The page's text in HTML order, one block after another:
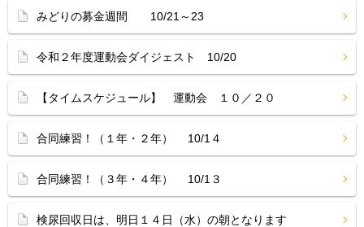
みどりの募金週間 10/21～23
令和２年度運動会ダイジェスト 10/20
【タイムスケジュール】 運動会 １０／２０
合同練習！（１年・２年） 10/1４
合同練習！（３年・４年） 10/1３
検尿回収日は、明日１４日（水）の朝となります